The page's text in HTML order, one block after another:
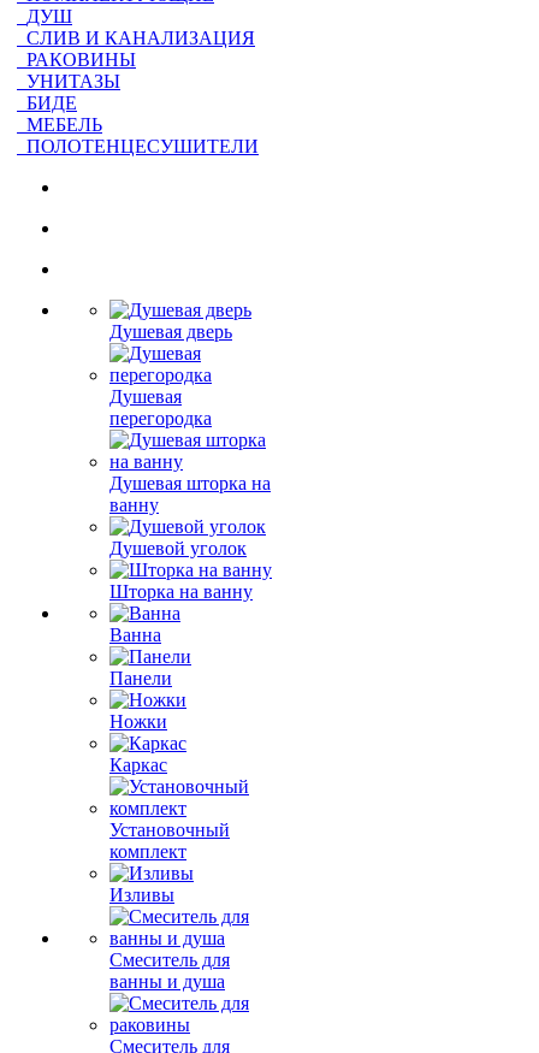
ДУШ
СЛИВ И КАНАЛИЗАЦИЯ
РАКОВИНЫ
УНИТАЗЫ
БИДЕ
МЕБЕЛЬ
ПОЛОТЕНЦЕСУШИТЕЛИ
Душевая дверь
Душевая
перегородка
Душевая шторка на
ванну
Душевой уголок
Шторка на ванну
Ванна
Панели
Ножки
Каркас
Установочный
комплект
Изливы
Смеситель для
ванны и душа
Смеситель для